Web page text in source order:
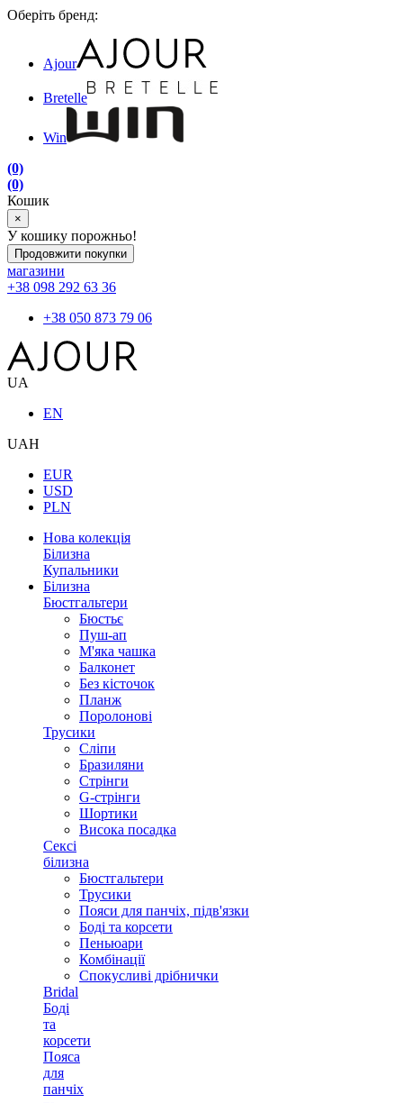
Оберіть бренд:
Ajour
Bretelle
Win
(0)
(0)
Кошик
×
У кошику порожньо!
Продовжити покупки
магазини
+38 098 292 63 36
+38 050 873 79 06
UA
EN
UAH
EUR
USD
PLN
Нова колекція
Білизна
Купальники
Білизна
Бюстгальтери
Бюстьє
Пуш-ап
М'яка чашка
Балконет
Без кісточок
Планж
Поролонові
Трусики
Сліпи
Бразиляни
Стрінги
G-стрінги
Шортики
Висока посадка
Сексі
білизна
Бюстгальтери
Трусики
Пояси для панчіх, підв'язки
Боді та корсети
Пеньюари
Комбінації
Спокусливі дрібнички
Bridal
Боді
та
корсети
Пояса
для
панчіх